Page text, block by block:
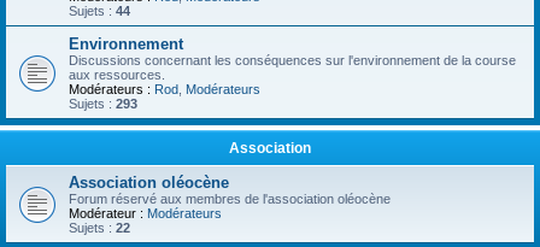
Sujets : 44
Environnement
Discussions concernant les conséquences sur l'environnement de la course
aux ressources.
Modérateurs : Rod Modérateurs
Sujets : 293
Association
Association oléocène
Forum réservé aux membres de l'association oléocène
Modérateur : Modérateurs
Sujets : 22